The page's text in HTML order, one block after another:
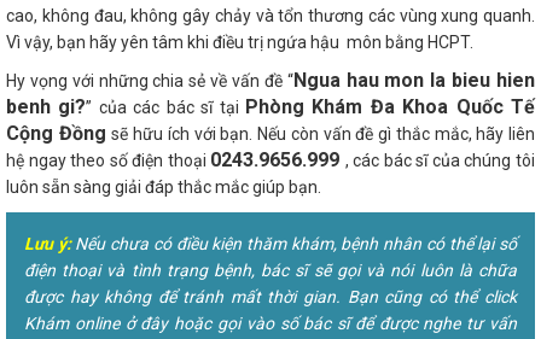
cao, không đau, không gây chảy và tổn thương các vùng xung quanh.
Vì vậy, bạn hãy yên tâm khi điều trị ngứa hậu môn bằng HCPT.
Hy vọng với những chia sẻ về vấn đề “Ngua hau mon la bieu hien
benh gi?” của các bác sĩ tại Phòng Khám Đa Khoa Quốc Tế
Cộng Đồngsẽ hữu ích với bạn. Nếu còn vấn đề gì thắc mắc, hãy liên
hệ ngay theo số điện thoại 0243.9656.999 , các bác sĩ của chúng tôi
luôn sẵn sàng giải đáp thắc mắc giúp bạn.
Lưu ý:Nếu chưa có điều kiện thăm khám, bệnh nhân có thể lại số
điện thoại và tình trạng bệnh, bác sĩ sẽ gọi và nói luôn là chữa
được hay không để tránh mất thời gian. Bạn cũng có thể click
Khám online ở đây hoặc gọi vào số bác sĩ để được nghe tư vấn